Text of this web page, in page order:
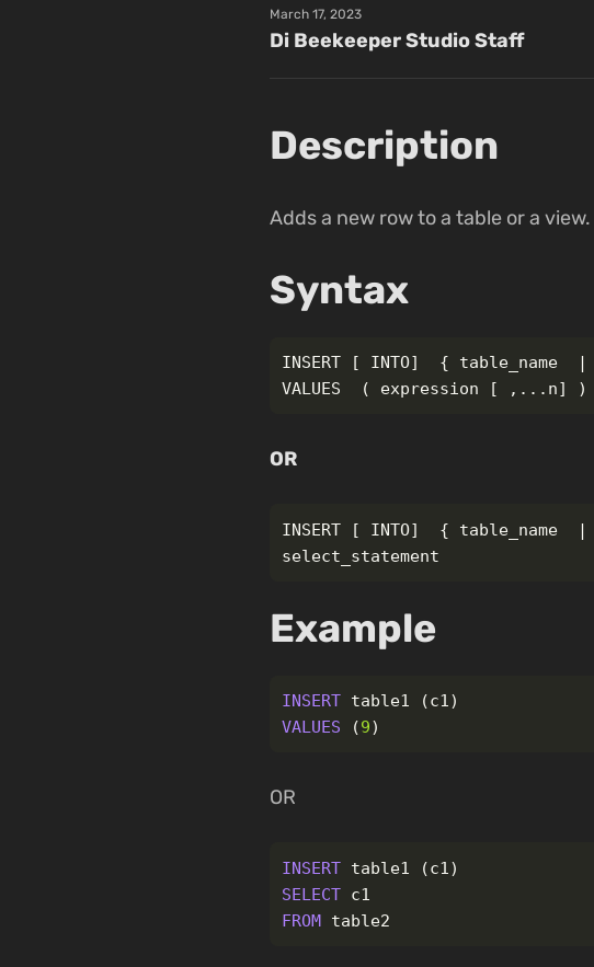
March 17, 2023
Di Beekeeper Studio Staff
Description
Adds a new row to a table or a view.
Syntax
INSERT [ INTO]  { table_name
OR
INSERT [ INTO]  { table_name
Example
INSERT table1 (c1)
VALUES
(9)
OR
INSERT table1 (c1 )
SELECT c1
FROM table2